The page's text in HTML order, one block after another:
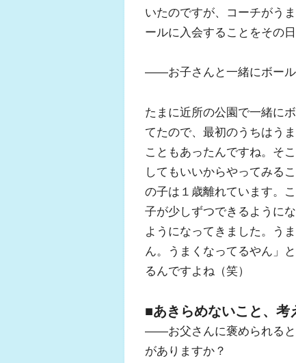
いたのですが、コーチがう
ールに入会することをその
――お子さんと一緒にボール
たまに近所の公園で一緒に
てたので、最初のうちはう
こともあったんですね。そ
してもいいからやってみる
の子は１歳離れています。
子が少しずつできるように
ようになってきました。う
ん。うまくなってるやん」
るんですよね（笑）
■あきらめないこと、考
――お父さんに褒められると
がありますか？